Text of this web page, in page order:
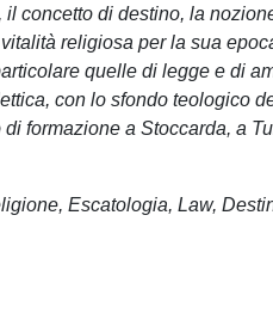
concetto di destino, la
religiosa per la sua
quelle di legge e di
con lo sfondo teologico
formazione a Stoccarda, a
Escatologia, Law,